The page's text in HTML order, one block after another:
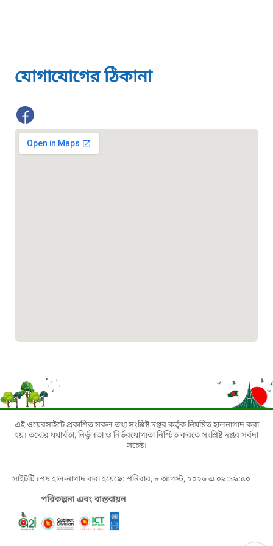
১০৯৮
শিশু সহায়তা লাইন
১৬১০৯
১৬৪৪৫
১৬১৭১
বাংলাদেশ মুক্তিযোদ্ধা কল্যাণ ট্রাস্ট
১৬১৩৫
প্রবাসী কল সেন্টার
যোগাযোগের ঠিকানা
এই ওয়েবসাইটে প্রকাশিত সকল তথ্য সংশ্লিষ্ট দপ্তর কর্তৃক নিয়মিত হালনাগাদ করা
হয়। তথ্যের যথার্থতা, নির্ভুলতা ও নির্ভরযোগ্যতা নিশ্চিত করতে সংশ্লিষ্ট দপ্তর সর্বদা
সচেষ্ট।
সাইটটি শেষ হাল-নাগাদ করা হয়েছে: শনিবার, ৮ আগস্ট, ২০২৬ এ ০৯:১৯:৫০
পরিকল্পনা এবং বাস্তবায়ন